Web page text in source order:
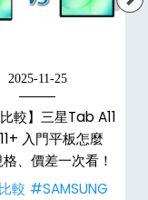
2025-11-25
比較】三星Tab A11
入門平板怎麼
、價差一次看！
較 #SAMSUNG